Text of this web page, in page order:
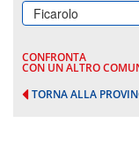
Ficarolo
CONFRONTA
CON UN ALTRO
TORNA ALLA